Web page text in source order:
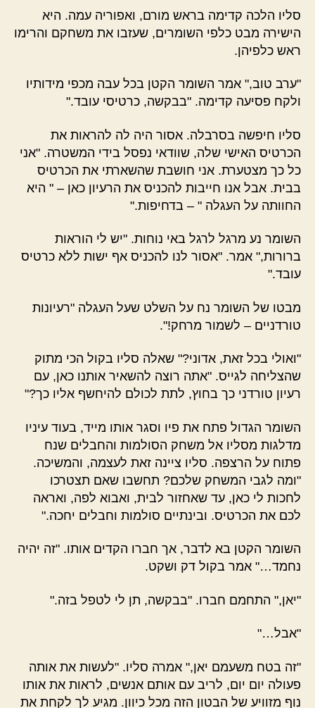
סליו הלכה קדימה בראש מורם, ואפוריה עמה. היא
הישירה מבט כלפי השומרים, שעזבו את משחקם והרימו
ראש כלפיהן.
"ערב טוב," אמר השומר הקטן בכל עבה מכפי מידותיו
ולקח פסיעה קדימה. "בבקשה, כרטיסי עובד."
סליו חיפשה בסרבלה. אסור היה לה להראות את
הכרטיס האישי שלה, שוודאי נפסל בידי המשטרה. "אני
כל כך מצטערת. אני חושבת שהשארתי את הכרטיס
בבית. אבל אנו חייבות להכניס את הרעיון כאן – " היא
החוותה על העגלה " – בדחיפות."
השומר נע מרגל לרגל באי נוחות. "יש לי הוראות
ברורות," אמר. "אסור לנו להכניס אף ישות ללא כרטיס
עובד."
מבטו של השומר נח על השלט שעל העגלה "רעיונות
טורדניים – לשמור מרחק!".
"ואולי בכל זאת, אדוני?" שאלה סליו בקול הכי מתוק
שהצליחה לגייס. "אתה רוצה להשאיר אותנו כאן, עם
רעיון טורדני כך בחוץ, לתת לכולם להיחשף אליו כך?"
השומר הגדול פתח את פיו וסגר אותו מייד, בעוד עיניו
מדלגות מסליו אל משחק הסולמות והחבלים שנח
פתוח על הרצפה. סליו ציינה זאת לעצמה, והמשיכה.
"ומה לגבי המשחק שלכם? תחשבו שאם תצטרכו
לחכות לי כאן, עד שאחזור לבית, ואבוא לפה, ואראה
לכם את הכרטיס. ובינתיים סולמות וחבלים יחכה."
השומר הקטן בא לדבר, אך חברו הקדים אותו. "זה יהיה
נחמד…" אמר בקול דק ושקט.
"יאן," התחמם חברו. "בבקשה, תן לי לטפל בזה."
"אבל…"
"זה בטח משעמם יאן," אמרה סליו. "לעשות את אותה
פעולה יום יום, לריב עם אותם אנשים, לראות את אותו
נוף מזוויע של הבטון הזה מכל כיוון. מגיע לך לקחת את